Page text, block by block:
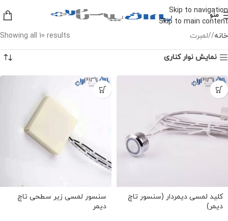
Skip to navigation
Skip to main content
منو
خانه/ لمبرت Showing all 10 results
نمایش نوار کناری
کلید لمسی دیمردار (سنسور تاچ
دیمر)
سنسور لمسی زیر سطحی تاچ
دیمر